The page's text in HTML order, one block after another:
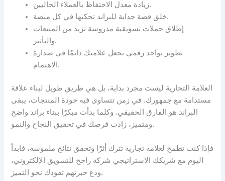
زيادة معدل الاحتفاظ بالعملاء الحاليين.
خلق قصة جذابة للبراند تحكيها في كل منصة.
إطلاق حملات تسويقية مدروسة تزيد من المبيعات
والتأثير.
تطوير تواجد رقمي يجعل علامتك دائمًا في صدارة
الاهتمام.
العلامة التجارية ليست مجرد بداية، بل هي طريق طويل لبناء علاقة
مستدامة مع جمهورك. في زمن تتساوى فيه جودة المنتجات، يبقى
البراند هو الفارق الحقيقي. وكلما بدأت مبكرًا ببناء براند واضح
ومتميز، زادت فرصك في تحقيق النجاح والنمو.
فإذا كنت تطمح لعلامة تجارية تترك أثرًا وتحقق نتائج ملموسة، فابدأ
اليوم مع شريكك الاستراتيجي شركة راجح للتسويق الإلكتروني،
ودع خبرتهم تقودك نحو التميز.